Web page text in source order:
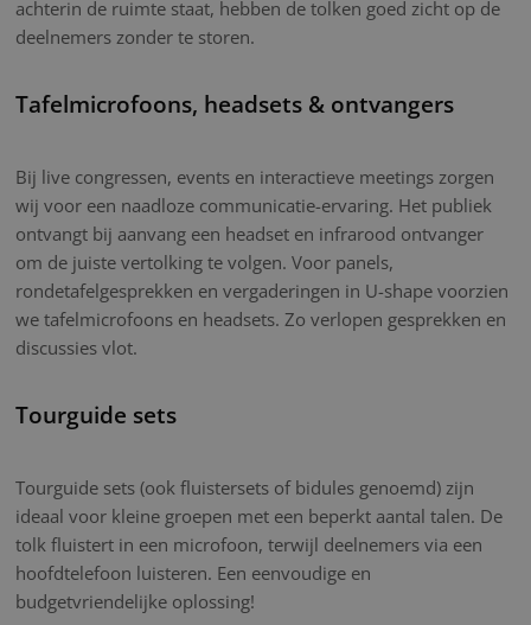
achterin de ruimte staat, hebben de tolken goed zicht op de
deelnemers zonder te storen.
Tafelmicrofoons, headsets & ontvangers
Bij live congressen, events en interactieve meetings zorgen
wij voor een naadloze communicatie-ervaring. Het publiek
ontvangt bij aanvang een headset en infrarood ontvanger
om de juiste vertolking te volgen. Voor panels,
rondetafelgesprekken en vergaderingen in U-shape voorzien
we tafelmicrofoons en headsets. Zo verlopen gesprekken en
discussies vlot.
Tourguide sets
Tourguide sets (ook fluistersets of bidules genoemd) zijn
ideaal voor kleine groepen met een beperkt aantal talen. De
tolk fluistert in een microfoon, terwijl deelnemers via een
hoofdtelefoon luisteren. Een eenvoudige en
budgetvriendelijke oplossing!